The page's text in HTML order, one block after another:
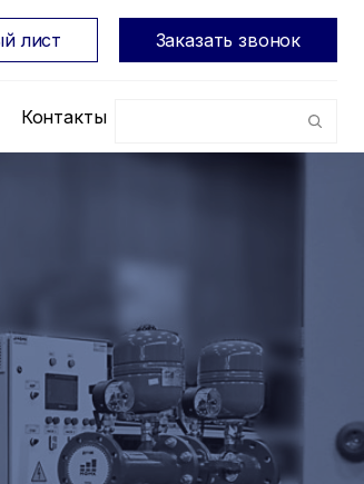
Контакты
лист Заказать звонок